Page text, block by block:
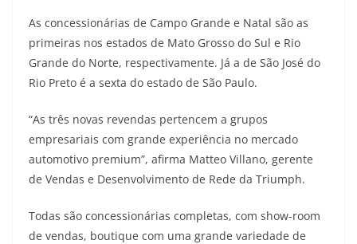
p
p
r
a
m
o
k
r
n
k
As concessionárias de Campo Grande e Natal são as
primeiras nos estados de Mato Grosso do Sul e Rio
Grande do Norte, respectivamente. Já a de São José do
Rio Preto é a sexta do estado de São Paulo.
“As três novas revendas pertencem a grupos
empresariais com grande experiência no mercado
automotivo premium”, afirma Matteo Villano, gerente
de Vendas e Desenvolvimento de Rede da Triumph.
Todas são concessionárias completas, com show-room
de vendas, boutique com uma grande variedade de